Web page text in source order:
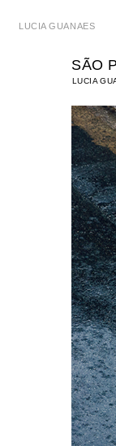
LUCIA GUANAES
SÃO
LUCIA